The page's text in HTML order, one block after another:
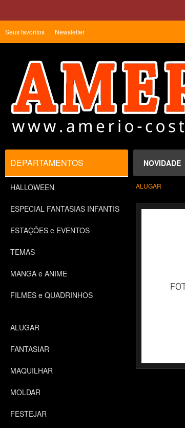
Seus favoritos Newsletter
NOVIDADE
DEPARTAMENTOS
HALLOWEEN
ESPECIAL FANTASIAS INFANTIS
ESTAÇÕES e EVENTOS
TEMAS
MANGA e ANIME
FILMES e QUADRINHOS
ALUGAR
FANTASIAR
MAQUILHAR
MOLDAR
FESTEJAR
ALUGAR